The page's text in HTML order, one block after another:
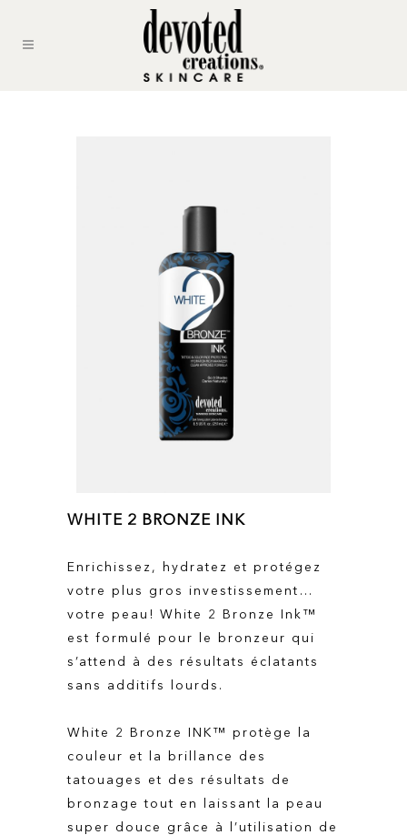
WHITE 2 BRONZE INK
Enrichissez, hydratez et protégez
votre plus gros investissement…
votre peau! White 2 Bronze Ink™
est formulé pour le bronzeur qui
s’attend à des résultats éclatants
sans additifs lourds.
White 2 Bronze INK™ protège la
couleur et la brillance des
tatouages et des résultats de
bronzage tout en laissant la peau
super douce grâce à l’utilisation de